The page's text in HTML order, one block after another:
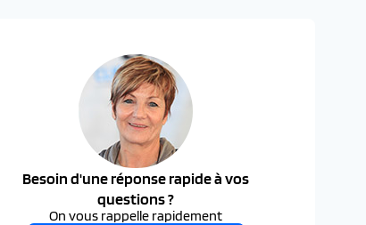
Besoin d'une réponse rapide à vos
questions ?
On vous rappelle rapidement